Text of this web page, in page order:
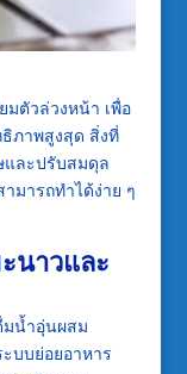
มตัวล่วงหน้า เพื่อ
ภาพสูงสุด สิ่งที่
และปรับสมดุล
มารถทำได้ง่าย ๆ
นาวและ
มน้ำอุ่นผสม
บบย่อยอาหาร